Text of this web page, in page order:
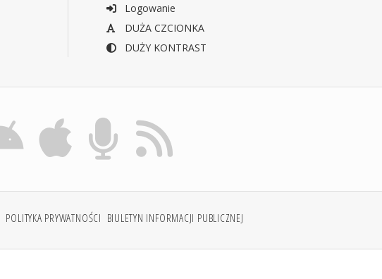
Logowanie
DUŻA CZCIONKA
DUŻY KONTRAST
POLITYKA PRYWATNOŚCI BIULETYN INFORMACJI PUBLICZNEJ